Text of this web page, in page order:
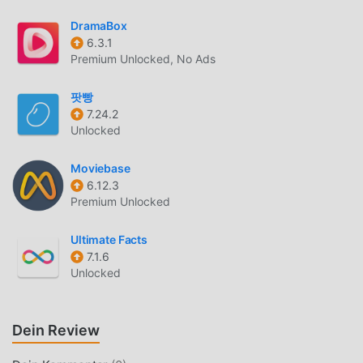
NAME GENERATOR EINFÜHRUNG
sie in letzter Zeit eine große Anzahl von Benutzern
angezogen, die entertainment auf der ganzen Welt lieben.
Wenn Sie diese App herunterladen möchten, ist Moddroid
Ihre beste Wahl. moddroid stellt Ihnen nicht nur die
neueste Version von Name Generator 1.6.1 kostenlos zur
Verfügung, sondern stellt auch Free-Mods kostenlos zur
kostenlos freischalten können. moddroid verspricht, dass
alle Name Generator -Mods den Benutzern keine
Gebühren berechnen und 100 % sicher, verfügbar und
1.6.1 mit einem Klick herunterladen und installieren. Worauf
DramaBox
6.3.1
Premium Unlocked, No Ads
팟빵
7.24.2
Unlocked
Moviebase
6.12.3
Premium Unlocked
Ultimate Facts
7.1.6
Unlocked
Dein Review